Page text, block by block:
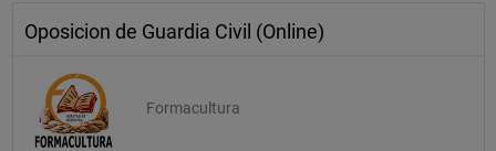
Oposicion de Guardia Civil (Online)
Formacultura